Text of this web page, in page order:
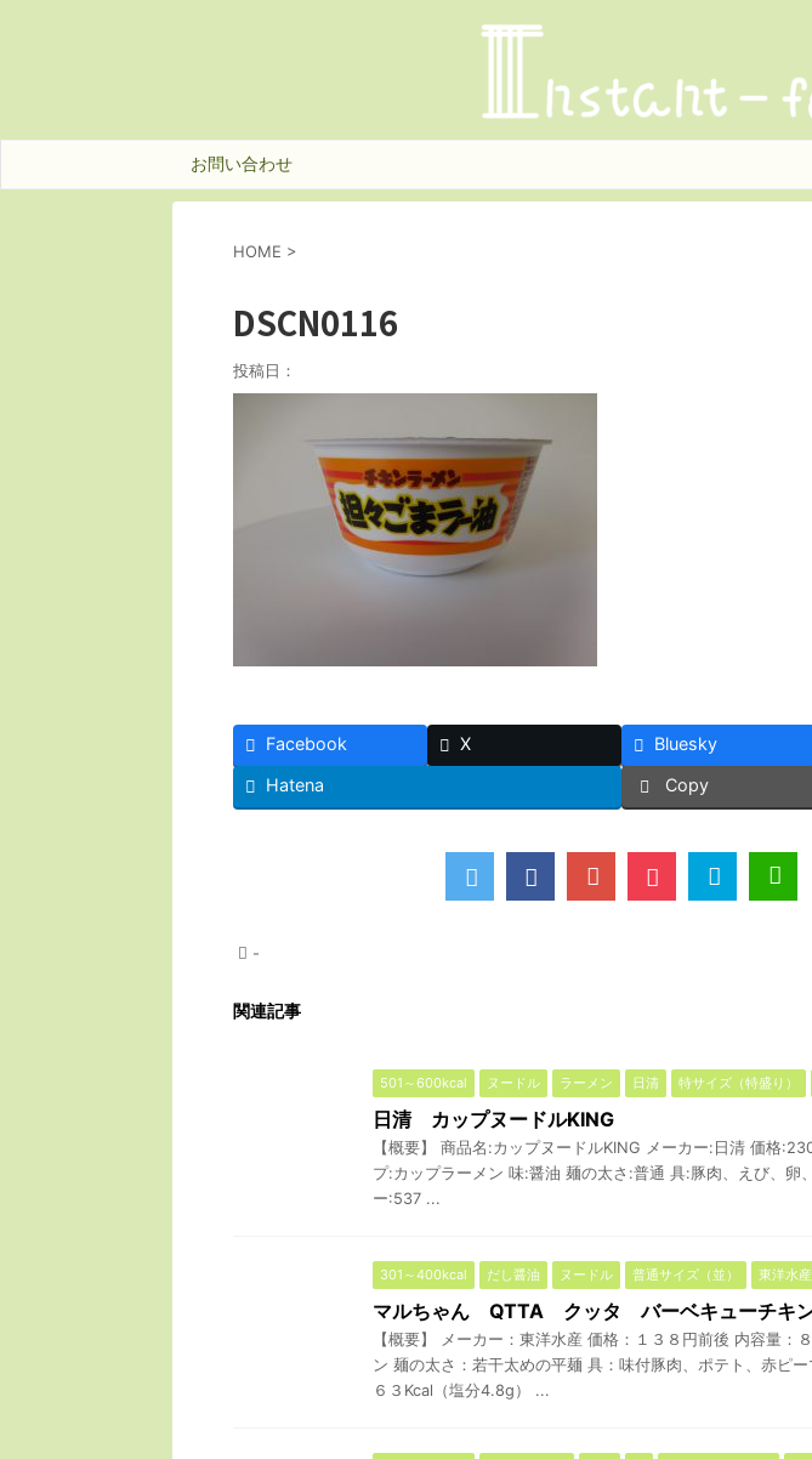
お問い合わせ
HOME >
DSCN0116
投稿日：
Facebook X Bluesky
Hatena
Copy
-
関連記事
501～600kcal ヌードル ラーメン 日清 特サイズ（特盛り）
日清 カップヌードルKING
【概要】 商品名:カップヌードルKING メーカー:日清 価格
プ:カップラーメン 味:醤油 麺の太さ:普通 具:豚肉、えび、卵
ー:537 ...
301～400kcal だし醤油 ヌードル 普通サイズ（並） 東洋水産
マルちゃん QTTA クッタ バーベキューチキ
【概要】 メーカー：東洋水産 価格：１３８円前後 内容量：
ン 麺の太さ：若干太めの平麺 具：味付豚肉、ポテト、赤ピ
６３Kcal（塩分4.8g） ...